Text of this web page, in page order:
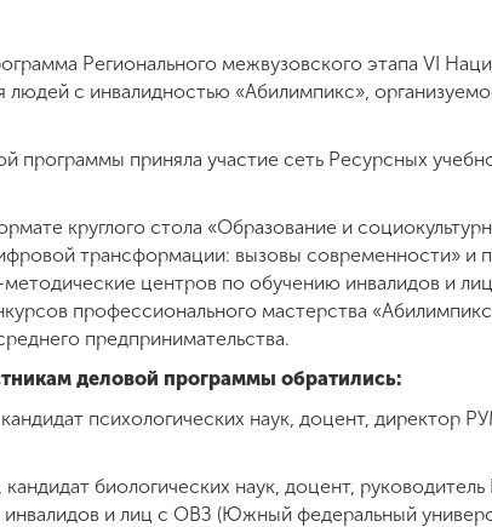
Регионального межвузовского этапа VI
с инвалидностью «Абилимпикс»,
программы приняла участие сеть Ресурсных
круглого стола «Образование и
трансформации: вызовы современности» и
центров по обучению инвалидов и
профессионального мастерства
предпринимательства.
деловой программы обратились:
психологических наук, доцент, директор
кандидат биологических наук, доцент,
инвалидов и лиц с ОВЗ (Южный федеральный